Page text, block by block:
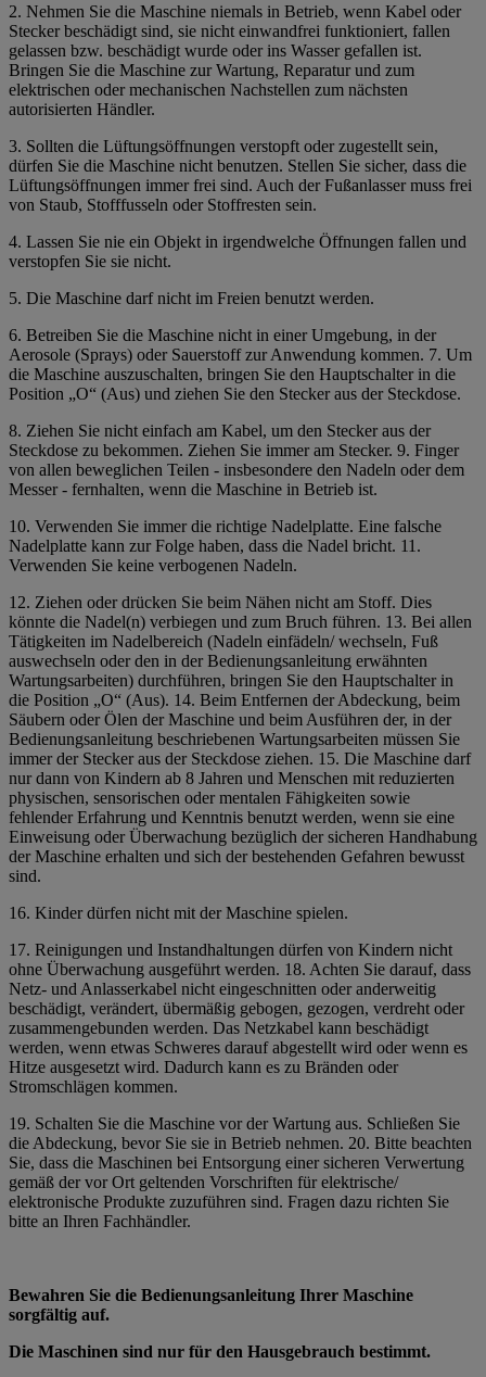
2. Nehmen Sie die Maschine niemals in Betrieb, wenn Kabel oder
Stecker beschädigt sind, sie nicht einwandfrei funktioniert, fallen
gelassen bzw. beschädigt wurde oder ins Wasser gefallen ist.
Bringen Sie die Maschine zur Wartung, Reparatur und zum
elektrischen oder mechanischen Nachstellen zum nächsten
autorisierten Händler.
3. Sollten die Lüftungsöffnungen verstopft oder zugestellt sein,
dürfen Sie die Maschine nicht benutzen. Stellen Sie sicher, dass die
Lüftungsöffnungen immer frei sind. Auch der Fußanlasser muss frei
von Staub, Stofffusseln oder Stoffresten sein.
4. Lassen Sie nie ein Objekt in irgendwelche Öffnungen fallen und
verstopfen Sie sie nicht.
5. Die Maschine darf nicht im Freien benutzt werden.
6. Betreiben Sie die Maschine nicht in einer Umgebung, in der
Aerosole (Sprays) oder Sauerstoff zur Anwendung kommen. 7. Um
die Maschine auszuschalten, bringen Sie den Hauptschalter in die
Position „O“ (Aus) und ziehen Sie den Stecker aus der Steckdose.
8. Ziehen Sie nicht einfach am Kabel, um den Stecker aus der
Steckdose zu bekommen. Ziehen Sie immer am Stecker. 9. Finger
von allen beweglichen Teilen - insbesondere den Nadeln oder dem
Messer - fernhalten, wenn die Maschine in Betrieb ist.
10. Verwenden Sie immer die richtige Nadelplatte. Eine falsche
Nadelplatte kann zur Folge haben, dass die Nadel bricht. 11.
Verwenden Sie keine verbogenen Nadeln.
12. Ziehen oder drücken Sie beim Nähen nicht am Stoff. Dies
könnte die Nadel(n) verbiegen und zum Bruch führen. 13. Bei allen
Tätigkeiten im Nadelbereich (Nadeln einfädeln/ wechseln, Fuß
auswechseln oder den in derBedienungsanleitung erwähnten
Wartungsarbeiten) durchführen, bringen Sie den Hauptschalter in
die Position „O“ (Aus). 14. Beim Entfernen der Abdeckung, beim
Säubern oder Ölen der Maschine und beim Ausführen der, in der
Bedienungsanleitung beschriebenen Wartungsarbeiten müssen Sie
immer der Stecker aus der Steckdose ziehen. 15. Die Maschine darf
nur dann von Kindern ab 8 Jahren und Menschen mit reduzierten
physischen, sensorischen oder mentalen Fähigkeiten sowie
fehlender Erfahrung und Kenntnis benutzt werden, wenn sie eine
Einweisung oder Überwachung bezüglich der sicheren Handhabung
der Maschine erhalten und sich der bestehenden Gefahren bewusst
sind.
16. Kinder dürfen nicht mit der Maschine spielen.
17. Reinigungen und Instandhaltungen dürfen von Kindern nicht
ohne Überwachung ausgeführt werden. 18. Achten Sie darauf, dass
Netz- und Anlasserkabel nicht eingeschnitten oder anderweitig
beschädigt, verändert, übermäßig gebogen, gezogen, verdreht oder
zusammengebunden werden. Das Netzkabel kann beschädigt
werden, wenn etwas Schweres darauf abgestellt wird oder wenn es
Hitze ausgesetzt wird. Dadurch kann es zu Bränden oder
Stromschlägen kommen.
19. Schalten Sie die Maschine vor der Wartung aus. Schließen Sie
die Abdeckung, bevor Sie sie in Betrieb nehmen. 20. Bitte beachten
Sie, dass die Maschinen bei Entsorgung einer sicheren Verwertung
gemäß der vor Ort geltenden Vorschriften für elektrische/
elektronische Produkte zuzuführen sind. Fragen dazu richten Sie
bitte an Ihren Fachhändler.
Bewahren Sie die Bedienungsanleitung Ihrer Maschine
sorgfältig auf.
Die Maschinen sind nur für den Hausgebrauch bestimmt.